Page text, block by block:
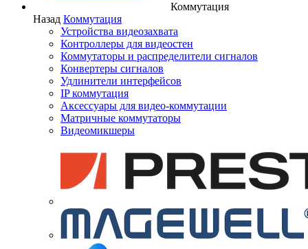
Коммутация
Назад Коммутация
Устройства видеозахвата
Контроллеры для видеостен
Коммутаторы и распределители сигналов
Конвертеры сигналов
Удлинители интерфейсов
IP коммутация
Аксессуары для видео-коммутации
Матричные коммутаторы
Видеомикшеры